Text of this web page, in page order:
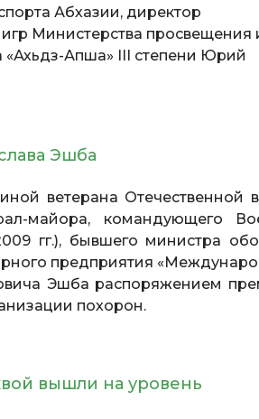
Абхазии, директор
Министерства просвещения
«Ахьдз-Апша» III степени Юрий
Эшба
ветерана Отечественной
майора, командующего
гг.), бывшего министра
предприятия
Эшба распоряжением
похорон.
вышли на уровень